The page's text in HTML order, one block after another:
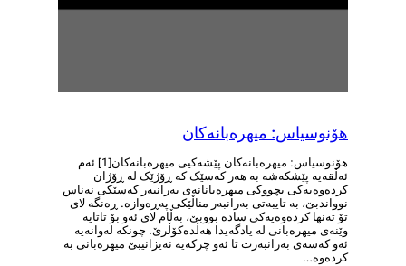
هۆنوسیاس: میهرەبانەکان
هۆنوسیاس: میهرەبانەکان پێشەکیی میهرەبانەکان[1] ئەم
ئەڵقەیە پێشکەشە بە هەر کەسێک کە ڕۆژێک لە ڕۆژان
کردەوەیەکی بچووکی میهرەبانانەی بەرانبەر کەسێکی نەناس
نوواندبێ، بە تایبەتی بەرانبەر مناڵێکی پەڕەوازە. ڕەنگە لای
تۆ تەنها کردەوەیەکی سادە بووبێ، بەڵام لای ئەو بۆ تاتایە
وێنەی میهرەبانی لە یادگەیدا هەڵدەکۆڵرێ. چونکە لەوانەیە
ئەو کەسەی بەرانبەرت تا ئەو چرکەیە نەیزانیبێ میهرەبانی بە
کردەوە…